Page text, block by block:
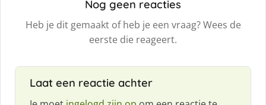
Nog geen reacties
Heb je dit gemaakt of heb je een vraag? Wees de
eerste die reageert.
Laat een reactie achter